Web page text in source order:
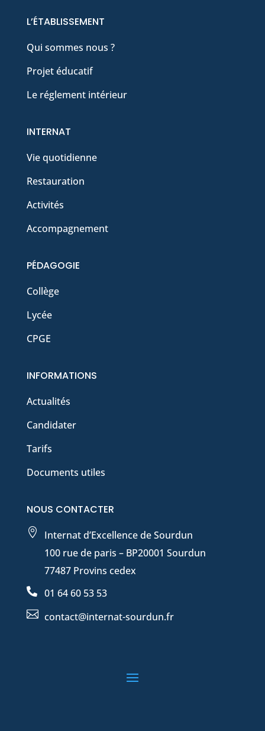
L’ÉTABLISSEMENT
Qui sommes nous ?
Projet éducatif
Le réglement intérieur
INTERNAT
Vie quotidienne
Restauration
Activités
Accompagnement
PÉDAGOGIE
Collège
Lycée
CPGE
INFORMATIONS
Actualités
Candidater
Tarifs
Documents utiles
NOUS CONTACTER

Internat d’Excellence de Sourdun
100 rue de paris – BP20001 Sourdun
77487 Provins cedex
 01 64 60 53 53
 contact@internat-sourdun.fr